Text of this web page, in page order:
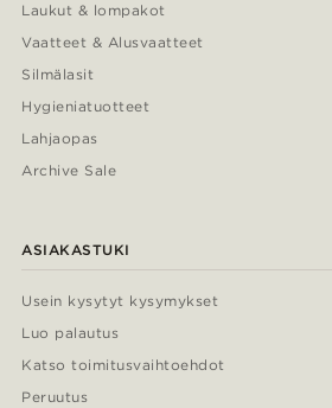
Laukut & lompakot
Vaatteet & Alusvaatteet
Silmälasit
Hygieniatuotteet
Lahjaopas
Archive Sale
ASIAKASTUKI
Usein kysytyt kysymykset
Luo palautus
Katso toimitusvaihtoehdot
Peruutus